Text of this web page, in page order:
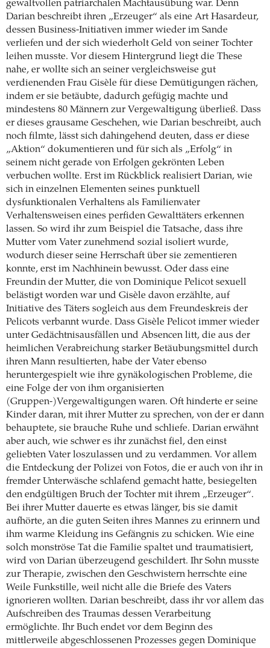
gewaltvollen patriarchalen Machtausübung war. Denn
Darian beschreibt ihren „Erzeuger“ als eine Art Hasardeur,
dessen Business-Initiativen immer wieder im Sande
verliefen und der sich wiederholt Geld von seiner Tochter
leihen musste. Vor diesem Hintergrund liegt die These
nahe, er wollte sich an seiner vergleichsweise gut
verdienenden Frau Gisèle für diese Demütigungen rächen,
indem er sie betäubte, dadurch gefügig machte und
mindestens 80 Männern zur Vergewaltigung überließ. Dass
er dieses grausame Geschehen, wie Darian beschreibt, auch
noch filmte, lässt sich dahingehend deuten, dass er diese
„Aktion“ dokumentieren und für sich als „Erfolg“ in
seinem nicht gerade von Erfolgen gekrönten Leben
verbuchen wollte. Erst im Rückblick realisiert Darian, wie
sich in einzelnen Elementen seines punktuell
dysfunktionalen Verhaltens als Familienvater
Verhaltensweisen eines perfiden Gewalttäters erkennen
lassen. So wird ihr zum Beispiel die Tatsache, dass ihre
Mutter vom Vater zunehmend sozial isoliert wurde,
wodurch dieser seine Herrschaft über sie zementieren
konnte, erst im Nachhinein bewusst. Oder dass eine
Freundin der Mutter, die von Dominique Pelicot sexuell
belästigt worden war und Gisèle davon erzählte, auf
Initiative des Täters sogleich aus dem Freundeskreis der
Pelicots verbannt wurde. Dass Gisèle Pelicot immer wieder
unter Gedächtnisausfällen und Absencen litt, die aus der
heimlichen Verabreichung starker Betäubungsmittel durch
ihren Mann resultierten, habe der Vater ebenso
heruntergespielt wie ihre gynäkologischen Probleme, die
eine Folge der von ihm organisierten
(Gruppen-)Vergewaltigungen waren. Oft hinderte er seine
Kinder daran, mit ihrer Mutter zu sprechen, von der er dann
behauptete, sie brauche Ruhe und schliefe. Darian erwähnt
aber auch, wie schwer es ihr zunächst fiel, den einst
geliebten Vater loszulassen und zu verdammen. Vor allem
die Entdeckung der Polizei von Fotos, die er auch von ihr in
fremder Unterwäsche schlafend gemacht hatte, besiegelten
den endgültigen Bruch der Tochter mit ihrem „Erzeuger“.
Bei ihrer Mutter dauerte es etwas länger, bis sie damit
aufhörte, an die guten Seiten ihres Mannes zu erinnern und
ihm warme Kleidung ins Gefängnis zu schicken. Wie eine
solch monströse Tat die Familie spaltet und traumatisiert,
wird von Darian überzeugend geschildert. Ihr Sohn musste
zur Therapie, zwischen den Geschwistern herrschte eine
Weile Funkstille, weil nicht alle die Briefe des Vaters
ignorieren wollten. Darian beschreibt, dass ihr vor allem das
Aufschreiben des Traumas dessen Verarbeitung
ermöglichte. Ihr Buch endet vor dem Beginn des
mittlerweile abgeschlossenen Prozesses gegen Dominique